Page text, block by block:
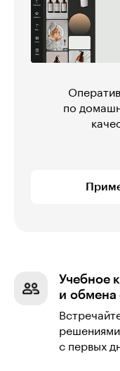
по
Учебное
и обмена
с первых